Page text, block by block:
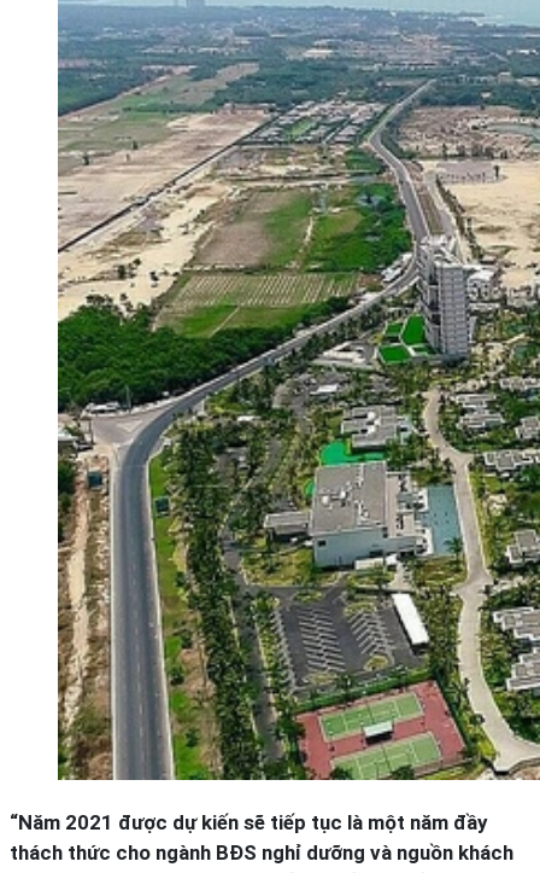
“Năm 2021 được dự kiến sẽ tiếp tục là một năm đầy
thách thức cho ngành BĐS nghỉ dưỡng và nguồn khách